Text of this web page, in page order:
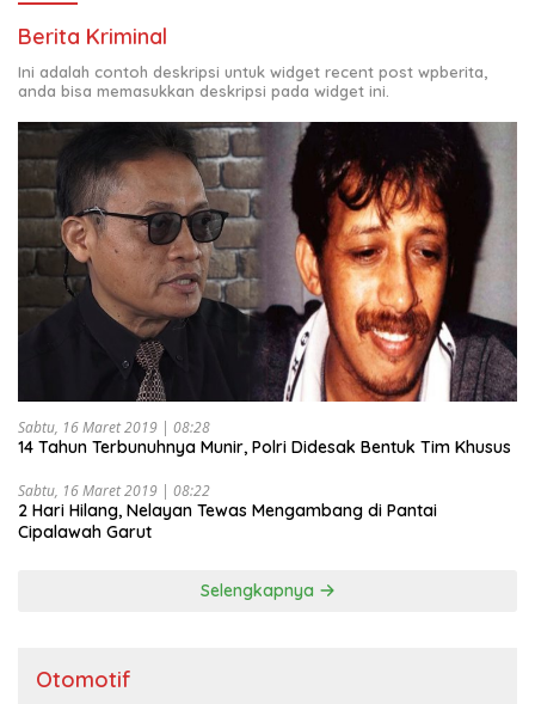
Berita Kriminal
Ini adalah contoh deskripsi untuk widget recent post wpberita,
anda bisa memasukkan deskripsi pada widget ini.
Sabtu, 16 Maret 2019 | 08:28
14 Tahun Terbunuhnya Munir, Polri Didesak Bentuk Tim Khusus
Sabtu, 16 Maret 2019 | 08:22
2 Hari Hilang, Nelayan Tewas Mengambang di Pantai
Cipalawah Garut
Selengkapnya
Otomotif